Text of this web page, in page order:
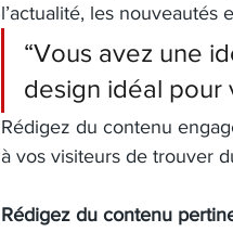
l’actualité, les nouveautés
“Vous avez une
design idéal pour
Rédigez du contenu
à vos visiteurs de trouver
Rédigez du contenu